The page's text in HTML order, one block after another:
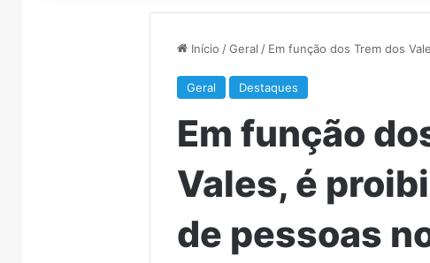
Início / Geral / Em função dos Trem dos
Geral Destaques
Em função
Vales, é
de pessoas